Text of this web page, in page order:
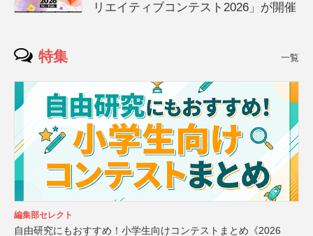
リエイティブコンテスト2026」が開催
特集 一覧
編集部セレクト
自由研究にもおすすめ！小学生向けコンテストまとめ《2026